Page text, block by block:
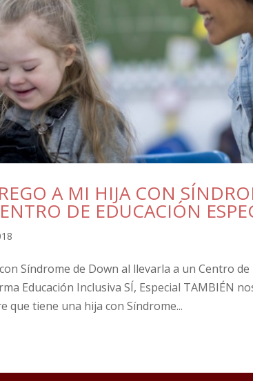
A MI HIJA CON
DE EDUCACIÓN
Síndrome de Down al llevarla a un Centro de
Educación Inclusiva SÍ, Especial TAMBIÉN
que tiene una hija con Síndrome...